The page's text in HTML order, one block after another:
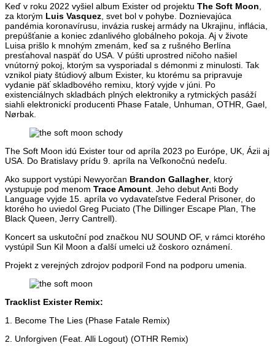
Keď v roku 2022 vyšiel album Exister od projektu The Soft Moon
za ktorým Luis Vasquez , svet bol v pohybe. Doznievajúca
pandémia koronavírusu, invázia ruskej armády na Ukrajinu, inflácia,
prepúšťanie a koniec zdanlivého globálneho pokoja. Aj v živote
Luisa prišlo k mnohým zmenám, keď sa z rušného Berlína
presťahoval naspäť do USA. V púšti uprostred ničoho našiel
vnútorný pokoj, ktorým sa vysporiadal s démonmi z minulosti. Tak
vznikol piaty štúdiový album Exister, ku ktorému sa pripravuje
vydanie päť skladbového remixu, ktorý vyjde v júni. Po
existenciálnych skladbách plných elektroniky a rytmických pasáží
siahli elektronickí producenti Phase Fatale, Unhuman, OTHR, Gael,
Nørbak.
The Soft Moon idú Exister tour od apríla 2023 po Európe, UK, Ázii aj
USA. Do Bratislavy prídu 9. apríla na Veľkonočnú nedeľu.
Ako support vystúpi Newyorčan Brandon Gallagher, ktorý
vystupuje pod menom Trace Amount . Jeho debut Anti Body
Language vyjde 15. apríla vo vydavateľstve Federal Prisoner, do
ktorého ho uviedol Greg Puciato (The Dillinger Escape Plan, The
Black Queen, Jerry Cantrell).
Koncert sa uskutoční pod značkou NU SOUND OF, v rámci ktorého
vystúpil Sun Kil Moon a ďalší umelci už čoskoro oznámení.
Projekt z verejných zdrojov podporil Fond na podporu umenia.
Tracklist Exister Remix:
1. Become The Lies (Phase Fatale Remix)
2. Unforgiven (Feat. Alli Logout) (OTHR Remix)